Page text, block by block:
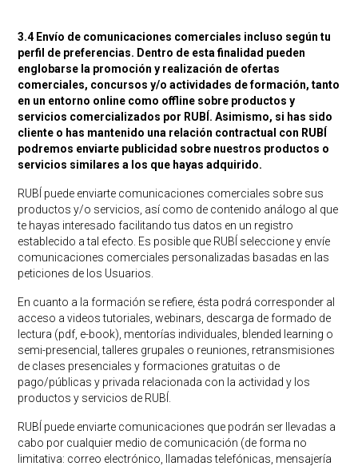
3.4 Envío de comunicaciones comerciales incluso según tu
perfil de preferencias. Dentro de esta finalidad pueden
englobarse la promoción y realización de ofertas
comerciales, concursos y/o actividades de formación, tanto
en un entorno online como offline sobre productos y
servicios comercializados por RUBÍ. Asimismo, si has sido
cliente o has mantenido una relación contractual con RUBÍ
podremos enviarte publicidad sobre nuestros productos o
servicios similares a los que hayas adquirido.
RUBÍ puede enviarte comunicaciones comerciales sobre sus
productos y/o servicios, así como de contenido análogo al que
te hayas interesado facilitando tus datos en un registro
establecido a tal efecto. Es posible que RUBÍ seleccione y envíe
comunicaciones comerciales personalizadas basadas en las
peticiones de los Usuarios.
En cuanto a la formación se refiere, ésta podrá corresponder al
acceso a videos tutoriales, webinars, descarga de formado de
lectura (pdf, e-book), mentorías individuales, blended learning o
semi-presencial, talleres grupales o reuniones, retransmisiones
de clases presenciales y formaciones gratuitas o de
pago/públicas y privada relacionada con la actividad y los
productos y servicios de RUBÍ.
RUBÍ puede enviarte comunicaciones que podrán ser llevadas a
cabo por cualquier medio de comunicación (de forma no
limitativa: correo electrónico, llamadas telefónicas, mensajería